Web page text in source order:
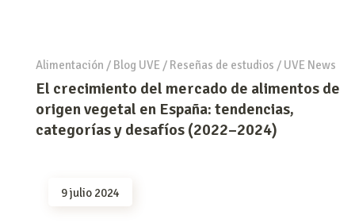
Alimentación / Blog UVE/ Reseñas de estudios / UVE News
El crecimiento del mercado de alimentos de
origen vegetal en España: tendencias,
categorías y desafíos (2022–2024)
9 julio 2024